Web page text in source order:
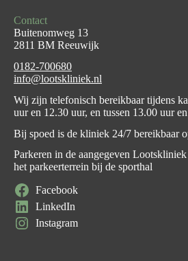
Contact
Buitenomweg 13
2811 BM Reeuwijk
0182-700680
info@lootskliniek.nl
Wij zijn telefonisch bereikbaar tijdens
uur en 12.30 uur, en tussen 13.00 uur
Bij spoed is de kliniek 24/7 bereikbaar
Parkeren in de aangegeven
het parkeerterrein bij de sporthal
Facebook
LinkedIn
Instagram